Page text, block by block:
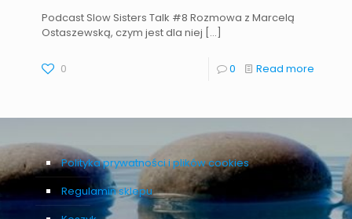
Podcast Slow Sisters Talk #8 Rozmowa z Marcelą
Ostaszewską, czym jest dla niej […]
0 0 Read more
Polityka prywatności i plików cookies
Regulamin sklepu